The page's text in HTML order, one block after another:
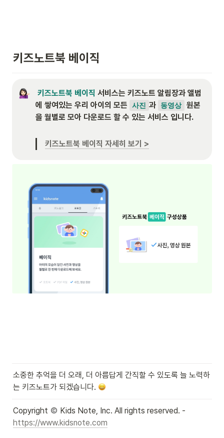
키즈노트북 베이직
키즈노트북 베이직 서비스는 키즈노트 알림장과 앨범
에 쌓여있는 우리 아이의 모든
사진 과 동영상
원본
을 월별로 모아 다운로드 할 수 있는 서비스 입니다.
키즈노트북 베이직 자세히 보기 >
소중한 추억을 더 오래, 더 아름답게 간직할 수 있도록 늘 노력하
는 키즈노트가 되겠습니다.
Copyright
https://www.kidsnote.com